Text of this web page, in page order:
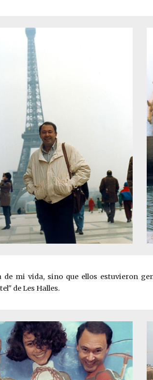
mi vida, sino que ellos estuvieron
de Les Halles.